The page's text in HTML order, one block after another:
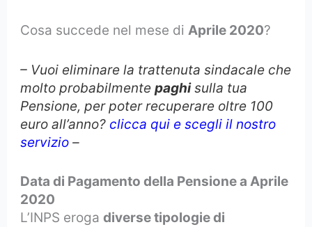
Cosa succede nel mese diAprile 2020?
– Vuoi eliminare la trattenuta sindacale che
molto probabilmentepaghisulla tua
Pensione, per poter recuperare oltre 100
euro all’anno? clicca qui e scegli il nostro
servizio –
Data di Pagamento della Pensione a Aprile
2020
L’INPS erogadiverse tipologie di